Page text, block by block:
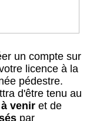
un compte sur
licence à la
pédestre.
d'être tenu au
venir et de
par